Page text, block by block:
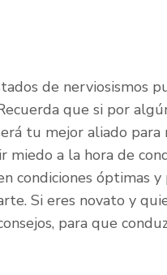
de nerviosismos
que si por
tu mejor aliado para
miedo a la hora de
condiciones óptimas
Si eres novato y
para que